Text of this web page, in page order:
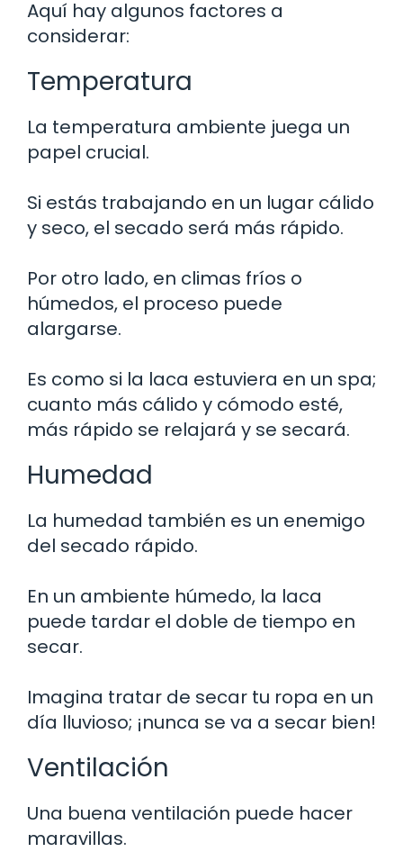
Aquí hay algunos factores a
considerar:
Temperatura
La temperatura ambiente juega un
papel crucial.
Si estás trabajando en un lugar cálido
y seco, el secado será más rápido.
Por otro lado, en climas fríos o
húmedos, el proceso puede
alargarse.
Es como si la laca estuviera en un spa;
cuanto más cálido y cómodo esté,
más rápido se relajará y se secará.
Humedad
La humedad también es un enemigo
del secado rápido.
En un ambiente húmedo, la laca
puede tardar el doble de tiempo en
secar.
Imagina tratar de secar tu ropa en un
día lluvioso; ¡nunca se va a secar bien!
Ventilación
Una buena ventilación puede hacer
maravillas.